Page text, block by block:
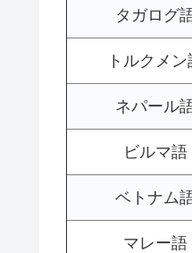
タガログ
トルクメン
ネパール
ビルマ語
ベトナム
マレー語